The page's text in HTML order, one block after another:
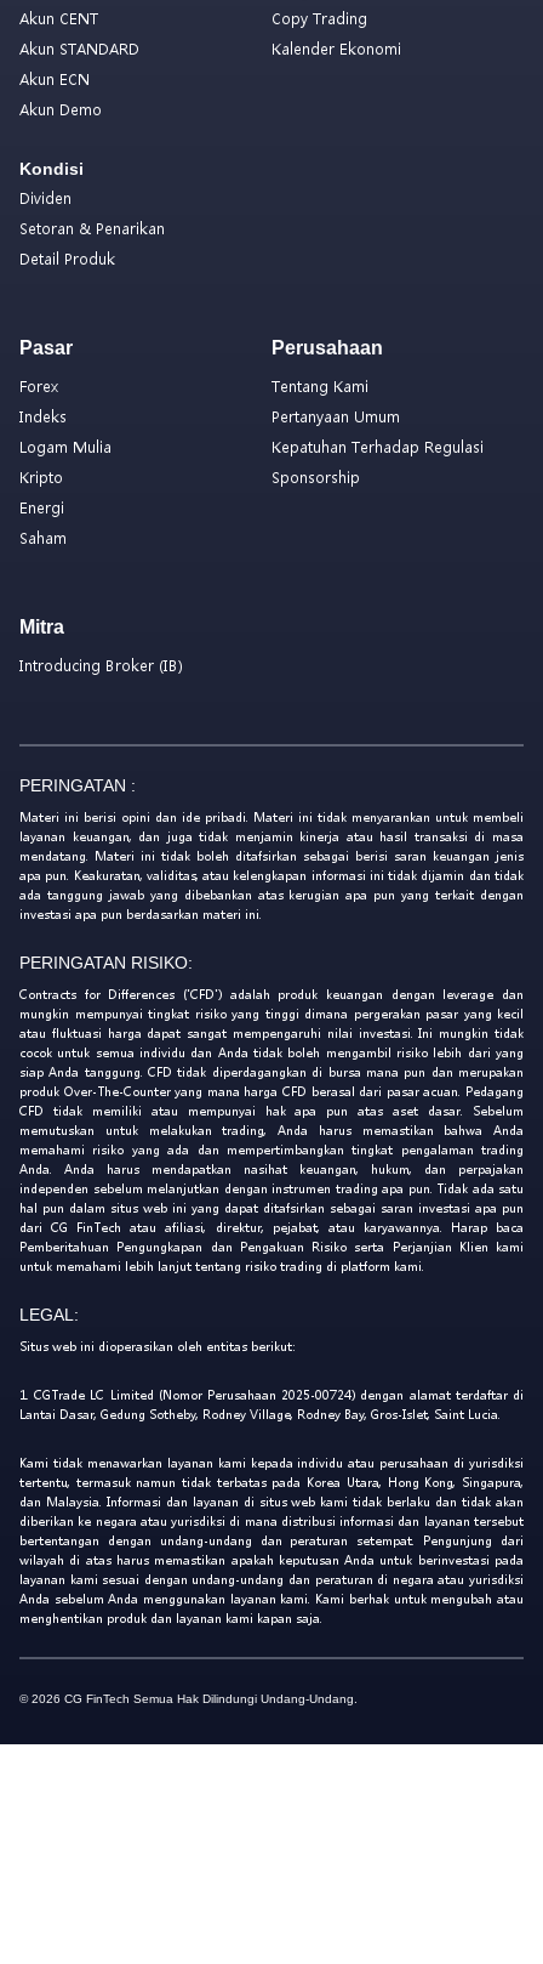
Akun CENT
Akun STANDARD
Akun ECN
Akun Demo
Kondisi
Dividen
Setoran & Penarikan
Detail Produk
Copy Trading
Kalender Ekonomi
Pasar
Forex
Indeks
Logam Mulia
Kripto
Energi
Saham
Perusahaan
Tentang Kami
Pertanyaan Umum
Kepatuhan Terhadap Regulasi
Sponsorship
Mitra
Introducing Broker (IB)
PERINGATAN :
Materi ini berisi opini dan ide pribadi. Materi ini tidak menyarankan untuk membeli
layanan keuangan, dan juga tidak menjamin kinerja atau hasil transaksi di masa
mendatang. Materi ini tidak boleh ditafsirkan sebagai berisi saran keuangan jenis
apa pun. Keakuratan, validitas, atau kelengkapan informasi ini tidak dijamin dan tidak
ada tanggung jawab yang dibebankan atas kerugian apa pun yang terkait dengan
investasi apa pun berdasarkan materi ini.
PERINGATAN RISIKO:
Contracts for Differences ('CFD') adalah produk keuangan dengan leverage dan
mungkin mempunyai tingkat risiko yang tinggi dimana pergerakan pasar yang kecil
atau fluktuasi harga dapat sangat mempengaruhi nilai investasi. Ini mungkin tidak
cocok untuk semua individu dan Anda tidak boleh mengambil risiko lebih dari yang
siap Anda tanggung. CFD tidak diperdagangkan di bursa mana pun dan merupakan
produk Over-The-Counter yang mana harga CFD berasal dari pasar acuan. Pedagang
CFD tidak memiliki atau mempunyai hak apa pun atas aset dasar. Sebelum
memutuskan untuk melakukan trading, Anda harus memastikan bahwa Anda
memahami risiko yang ada dan mempertimbangkan tingkat pengalaman trading
Anda. Anda harus mendapatkan nasihat keuangan, hukum, dan perpajakan
independen sebelum melanjutkan dengan instrumen trading apa pun. Tidak ada satu
hal pun dalam situs web ini yang dapat ditafsirkan sebagai saran investasi apa pun
dari CG FinTech atau afiliasi, direktur, pejabat, atau karyawannya. Harap baca
Pemberitahuan Pengungkapan dan Pengakuan Risiko serta Perjanjian Klien kami
untuk memahami lebih lanjut tentang risiko trading di platform kami.
LEGAL:
Situs web ini dioperasikan oleh entitas berikut:
1. CGTrade LC Limited (Nomor Perusahaan 2025-00724) dengan alamat terdaftar di
Lantai Dasar, Gedung Sotheby, Rodney Village, Rodney Bay, Gros-Islet, Saint Lucia.
Kami tidak menawarkan layanan kami kepada individu atau perusahaan di yurisdiksi
tertentu, termasuk namun tidak terbatas pada Korea Utara, Hong Kong, Singapura,
dan Malaysia. Informasi dan layanan di situs web kami tidak berlaku dan tidak akan
diberikan ke negara atau yurisdiksi di mana distribusi informasi dan layanan tersebut
bertentangan dengan undang-undang dan peraturan setempat. Pengunjung dari
wilayah di atas harus memastikan apakah keputusan Anda untuk berinvestasi pada
layanan kami sesuai dengan undang-undang dan peraturan di negara atau yurisdiksi
Anda sebelum Anda menggunakan layanan kami. Kami berhak untuk mengubah atau
menghentikan produk dan layanan kami kapan saja.
© 2026 CG FinTech Semua Hak Dilindungi Undang-Undang.